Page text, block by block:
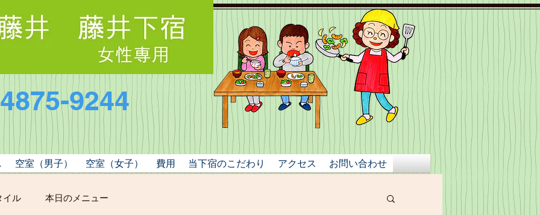
9244
空室（男子） 空室（女子） 費用 当下宿のこだわり アクセス お問い合わせ
イル 本日のメニュー